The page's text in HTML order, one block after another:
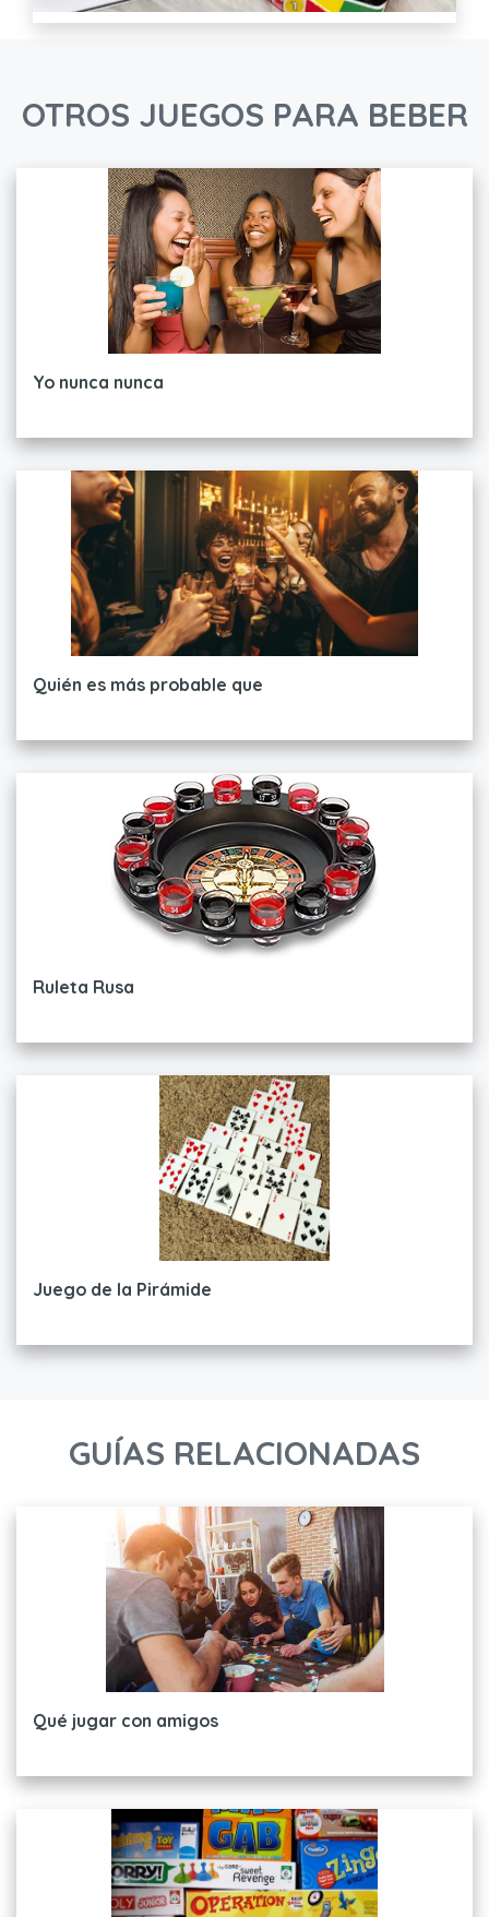
OTROS JUEGOS PARA BEBER
Yo nunca nunca
Quién es más probable que
Ruleta Rusa
Juego de la Pirámide
GUÍAS RELACIONADAS
Qué jugar con amigos